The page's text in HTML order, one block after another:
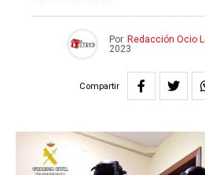
Por Redacción Ocio
2023
Compartir